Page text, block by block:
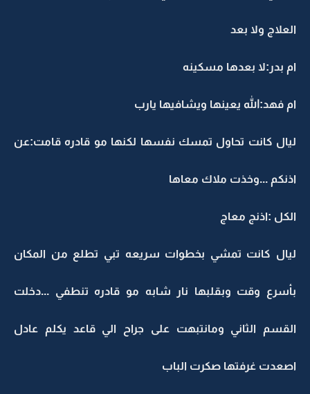
العلاج ولا بعد
ام بدر:لا بعدها مسكينه
ام فهد:الله يعينها ويشافيها يارب
ليال كانت تحاول تمسك نفسها لكنها مو قادره قامت:عن
اذنكم ...وخذت ملاك معاها
الكل :اذنج معاج
ليال كانت تمشي بخطوات سريعه تبي تطلع من المكان
بأسرع وقت وبقلبها نار شابه مو قادره تنطفي ...دخلت
القسم الثاني ومانتبهت على جراح الي قاعد يكلم عادل
اصعدت غرفتها صكرت الباب